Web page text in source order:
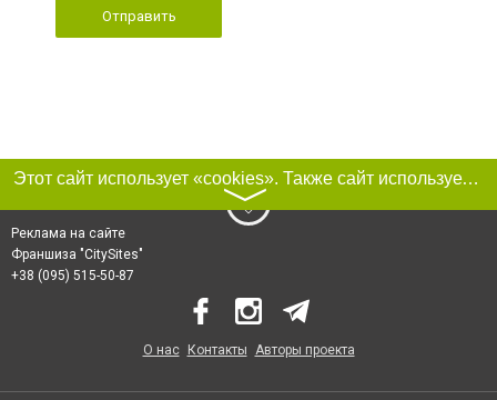
Отправить
Этот сайт использует «cookies». Также сайт использует интернет-сервис для сбора технических данных касательно посетителей с целью получения маркетинговой и статистической информации. Условия обработки данных посетителей сайта см.
〉
Реклама на сайте
Франшиза "CitySites"
+38 (095) 515-50-87
О нас Контакты Авторы проекта